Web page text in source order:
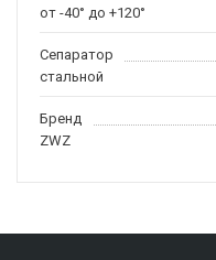
от -40° до +120°
Сепаратор
стальной
Бренд
ZWZ